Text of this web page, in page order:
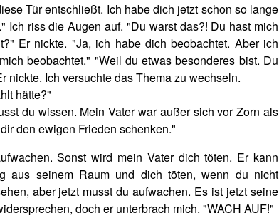
Tür entschließt. Ich habe dich jetzt schon so lange
Ich riss die Augen auf. "Du warst das?! Du hast mich
Er nickte. "Ja, ich habe dich beobachtet. Aber ich
beobachtet." "Weil du etwas besonderes bist. Du
Ich versuchte das Thema zu wechseln.
hätte?"
du wissen. Mein Vater war außer sich vor Zorn als
den ewigen Frieden schenken."
Sonst wird mein Vater dich töten. Er kann
aus seinem Raum und dich töten, wenn du nicht
aber jetzt musst du aufwachen. Es ist jetzt seine
doch er unterbrach mich. "WACH AUF!"